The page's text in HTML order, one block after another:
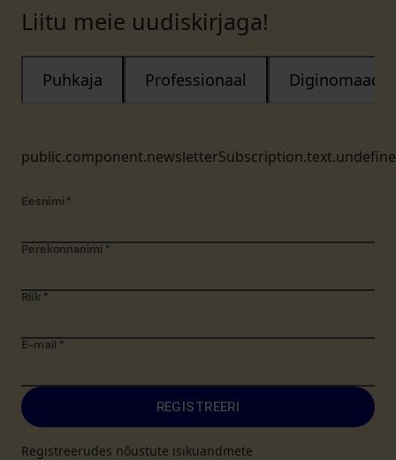
Liitu meie uudiskirjaga!
Puhkaja Professionaal Diginomaad
Eesnimi *
Perekonnanimi *
Riik *
E-mail *
REGISTREERI
Registreerudes nõustute isikuandmete